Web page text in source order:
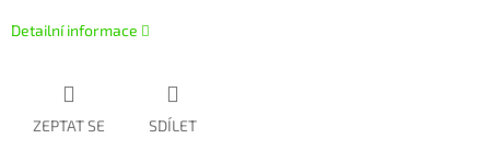
Detailní informace
ZEPTAT SE SDÍLET